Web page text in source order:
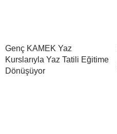
Genç KAMEK Yaz
Kurslarıyla Yaz Tatili Eğitime
Dönüşüyor